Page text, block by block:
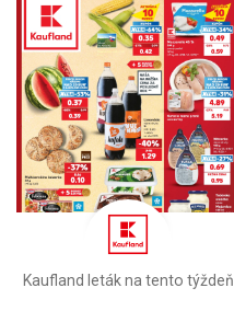
Kaufland leták na tento týždeň